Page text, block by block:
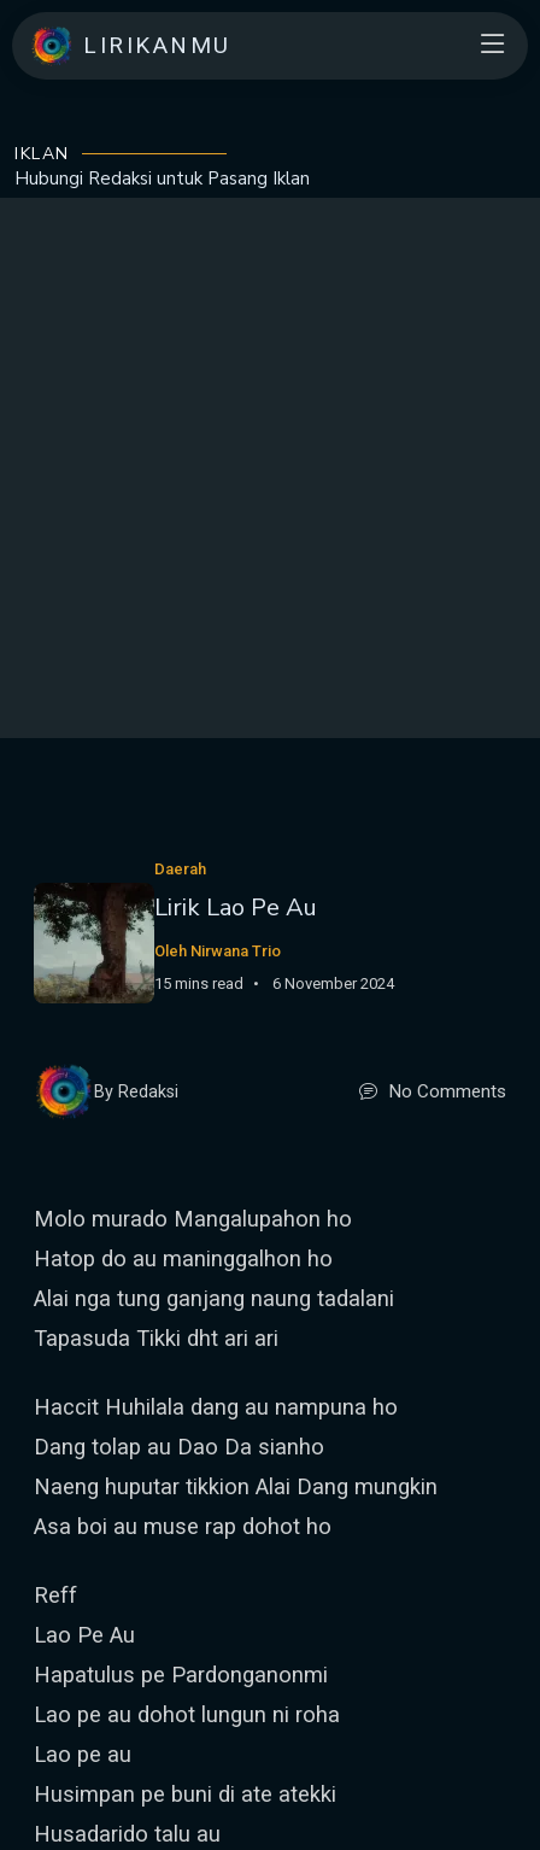
LIRIKANMU
IKLAN
Hubungi Redaksi untuk Pasang Iklan
Daerah
Lirik Lao Pe Au
Oleh Nirwana Trio
15 mins read
6 November 2024
By Redaksi No Comments
Molo murado Mangalupahon ho
Hatop do au maninggalhon ho
Alai nga tung ganjang naung tadalani
Tapasuda Tikki dht ari ari
Haccit Huhilala dang au nampuna ho
Dang tolap au Dao Da sianho
Naeng huputar tikkion Alai Dang mungkin
Asa boi au muse rap dohot ho
Reff
Lao Pe Au
Hapatulus pe Pardonganonmi
Lao pe au dohot lungun ni roha
Lao pe au
Husimpan pe buni di ate atekki
Husadarido talu au